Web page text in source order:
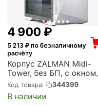
4 900 ₽
5 213 ₽ по безналичному
расчёту
Корпус ZALMAN Midi-
Tower, без БП, с окном,
2xUSB 2.0, 2xUSB 3.0,
USB Type-C, белый (Z9
ICEBERG WHITE)
Код товара: 344399
В наличии